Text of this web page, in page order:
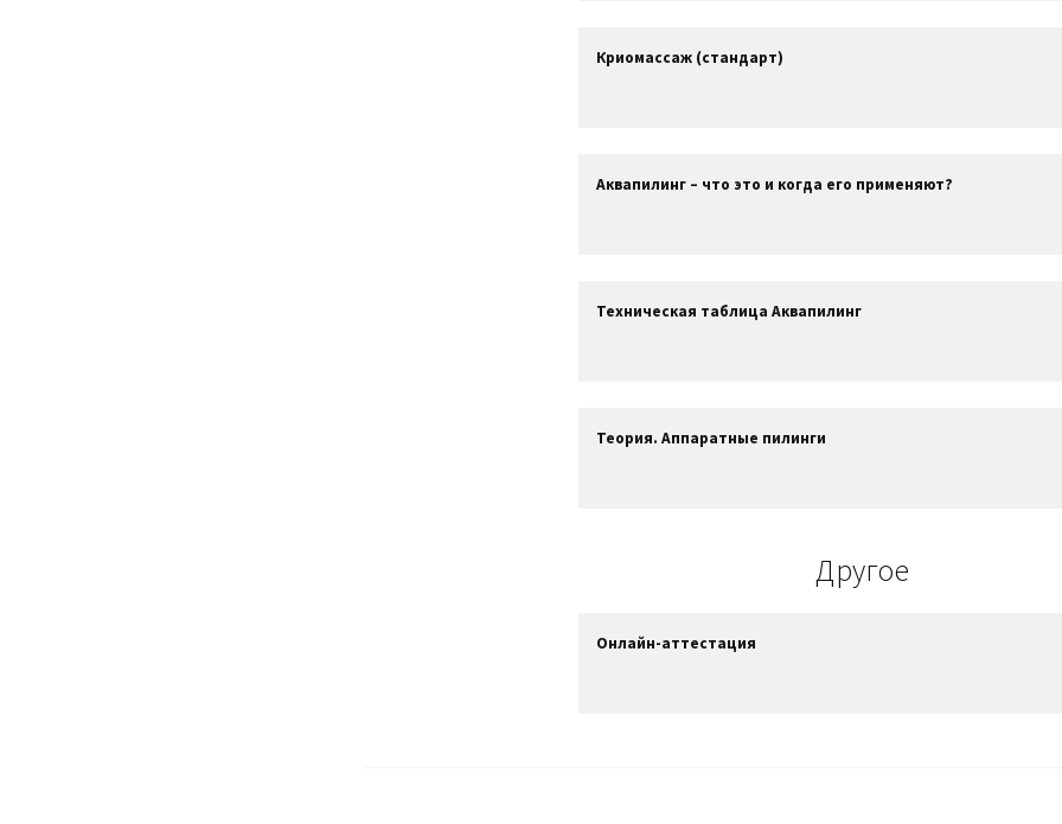
Криомассаж (стандарт)
Аквапилинг – что это и когда его применяют?
Техническая таблица Аквапилинг
Теория. Аппаратные пилинги
Другое
Онлайн-аттестация